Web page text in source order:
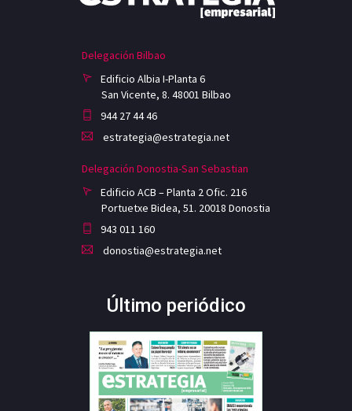
Delegación Bilbao
Edificio Albia I-Planta 6
San Vicente, 8. 48001 Bilbao
944 27 44 46
estrategia@estrategia.net
Delegación Donostia-San Sebastian
Edificio ACB – Planta 2 Ofic. 216
Portuetxe Bidea, 51. 20018 Donostia
943 011 160
donostia@estrategia.net
Último periódico